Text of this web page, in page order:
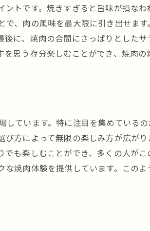
黒毛和牛食べ比べ体験
部位の魅力
部位と栄養価の理解
内する黒川駅の美味探訪
が語る黒毛和牛の魅力
が薦めるサイドメニュー
肉ツアーの楽しみ方
焼肉の新しいスタンダード
トです。焼きすぎると旨味が損な
、肉の風味を最大限に引き出せま
に、焼肉の合間にさっぱりとした
思う存分楽しむことができ、焼肉
ています。特に注目を集めている
方によって無限の楽しみ方が広が
も楽しむことができ、多くの人が
焼肉体験を提供しています。この